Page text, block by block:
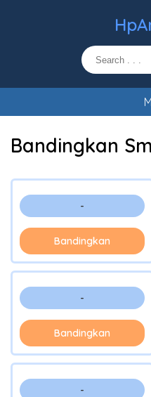
Bandingkan
-
Bandingkan
-
Bandingkan
-